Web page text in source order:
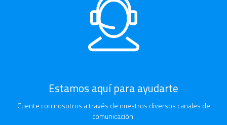
Estamos aquí para ayudarte
Cuente con nosotros a través de nuestros diversos canales de
comunicación.